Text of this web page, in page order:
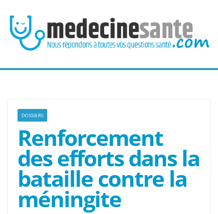
contenu
DOSSIERS
Renforcement
des efforts dans la
bataille contre la
méningite